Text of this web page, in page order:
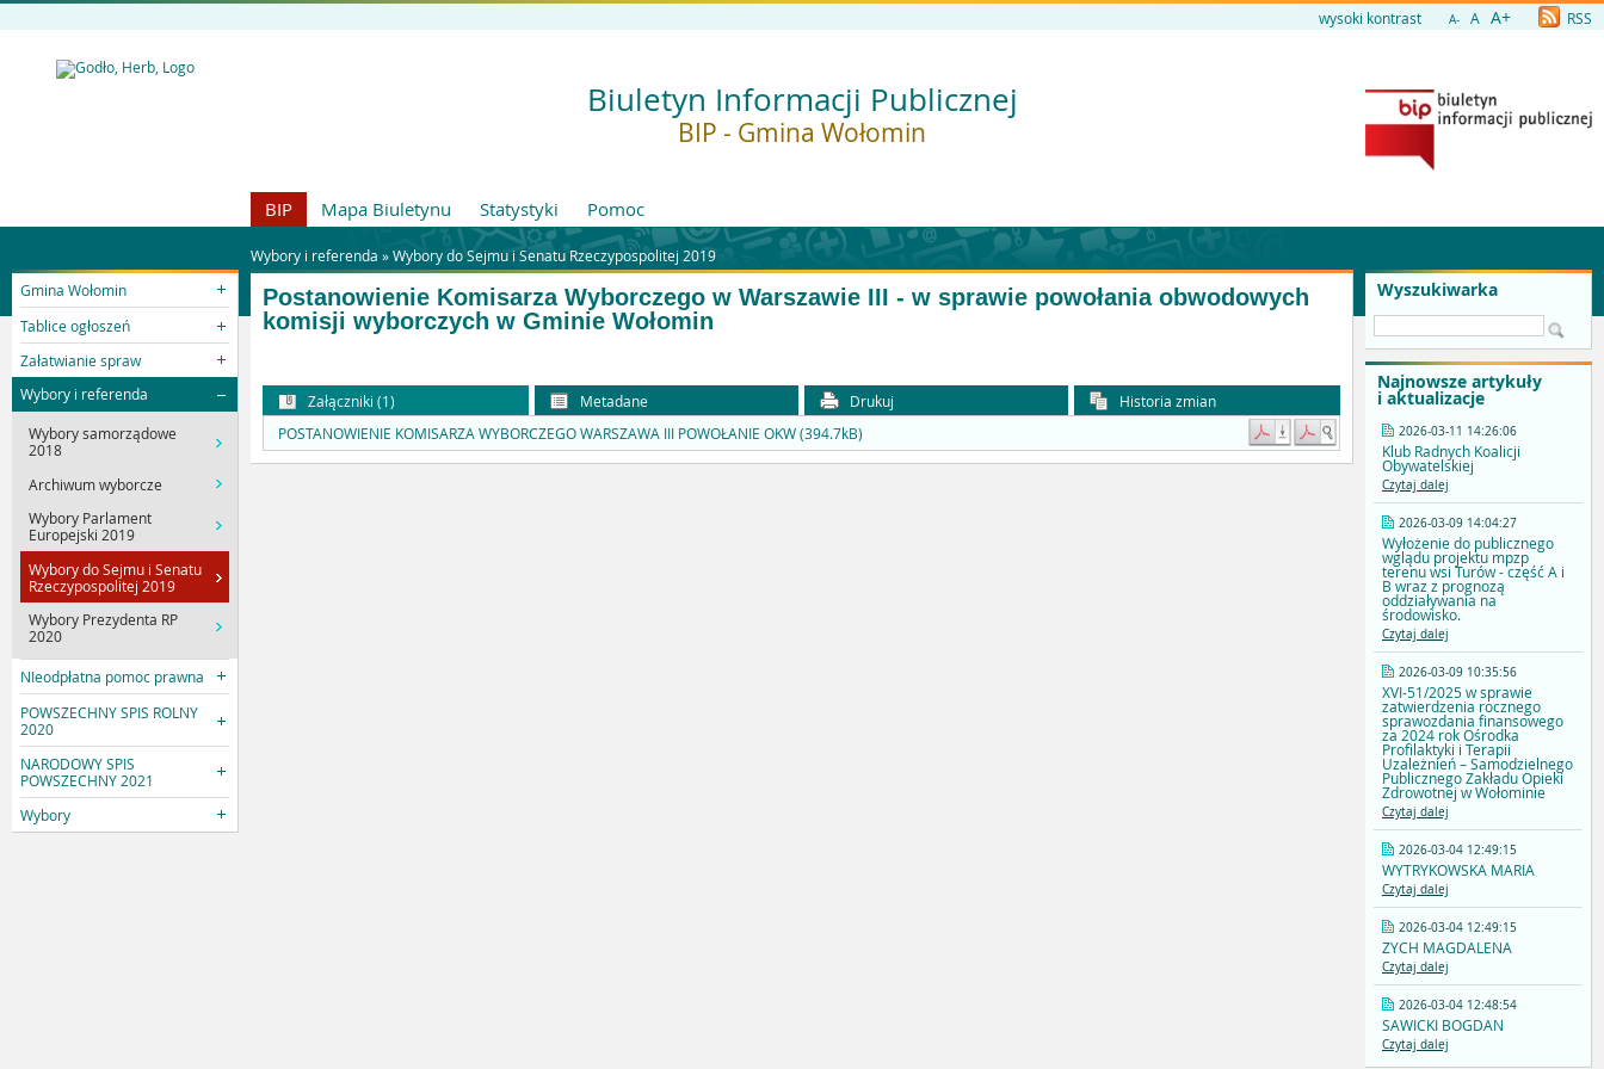
wysoki kontrast A- A A+ RSS
Biuletyn Informacji Publicznej
BIP - Gmina Wołomin
BIP Mapa Biuletynu Statystyki Pomoc
Wybory i referenda »Wybory do Sejmu i Senatu Rzeczypospolitej 2019
Gmina Wołomin
Tablice ogłoszeń
Załatwianie spraw
Wybory i referenda
Wybory samorządowe
2018
Archiwum wyborcze
Wybory Parlament
Europejski 2019
Wybory do Sejmu i Senatu
Rzeczypospolitej 2019
Wybory Prezydenta RP
2020
NIeodpłatna pomoc prawna
POWSZECHNY SPIS ROLNY
2020
NARODOWY SPIS
POWSZECHNY 2021
Wybory
Wyszukiwarka
Najnowsze artykuły
i aktualizacje
2026-03-11 14:26:06
Klub Radnych Koalicji
Obywatelskiej
Czytaj dalej
2026-03-09 14:04:27
Wyłożenie do publicznego
wglądu projektu mpzp
terenu wsi Turów - część A i
B wraz z prognozą
oddziaływania na
środowisko.
Czytaj dalej
2026-03-09 10:35:56
XVI-51/2025 w sprawie
zatwierdzenia rocznego
sprawozdania finansowego
za 2024 rok Ośrodka
Profilaktyki i Terapii
Uzależnień – Samodzielnego
Publicznego Zakładu Opieki
Zdrowotnej w Wołominie
Czytaj dalej
2026-03-04 12:49:15
WYTRYKOWSKA MARIA
Czytaj dalej
2026-03-04 12:49:15
ZYCH MAGDALENA
Czytaj dalej
2026-03-04 12:48:54
SAWICKI BOGDAN
Czytaj dalej
Postanowienie Komisarza Wyborczego w Warszawie III - w sprawie powołania obwodowych
komisji wyborczych w Gminie Wołomin
Załączniki (1) Metadane Drukuj
Historia zmian
POSTANOWIENIE KOMISARZA WYBORCZEGO WARSZAWA III POWOŁANIE OKW (394.7kB)